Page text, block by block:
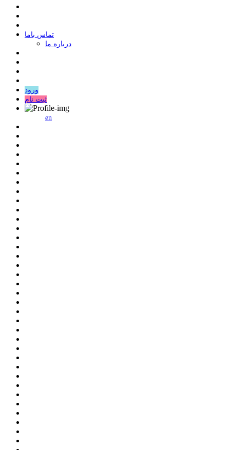
ﺗﻤﺎﺱ ﺑﺎﻣﺎ
درباره ما
ورود
ثبت نام
en